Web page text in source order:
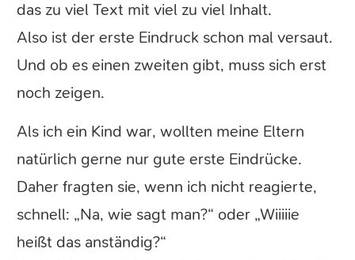
das zu viel Text mit viel zu viel Inhalt.
Also ist der erste Eindruck schon mal versaut.
Und ob es einen zweiten gibt, muss sich erst
noch zeigen.
Als ich ein Kind war, wollten meine Eltern
natürlich gerne nur gute erste Eindrücke.
Daher fragten sie, wenn ich nicht reagierte,
schnell: „Na, wie sagt man?“ oder „Wiiiiie
heißt das anständig?“